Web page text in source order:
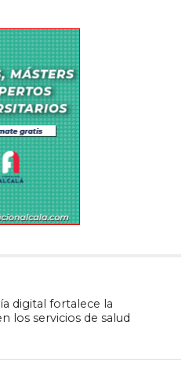
digital fortalece la
los servicios de salud